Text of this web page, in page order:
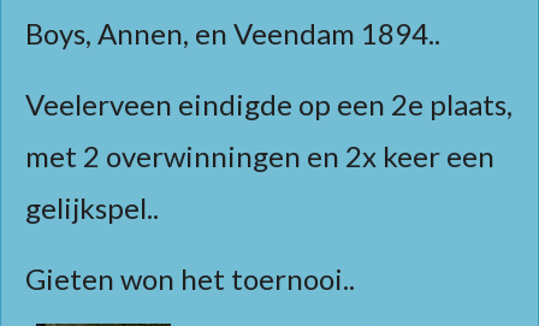
Boys, Annen, en Veendam 1894..
Veelerveen eindigde op een 2e plaats,
met 2 overwinningen en 2x keer een
gelijkspel..
Gieten won het toernooi..